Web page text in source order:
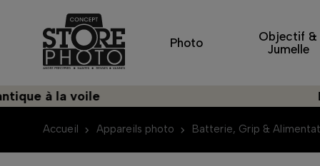
Photo
Objectif &
Jumelle
à la voile
Accueil Appareils photo Batterie, Grip &